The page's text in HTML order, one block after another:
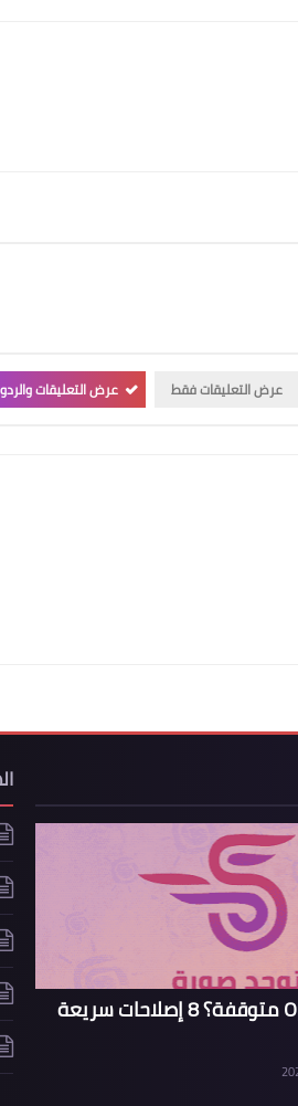
عرض التعليقات فقط عرض التعليقات
شاشة Oppo Pad Neo متوقفة؟ 8 إصلاحات سريعة